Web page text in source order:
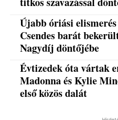
Újabb óriási
Csendes barát
Nagydíj döntőjébe
Évtizedek óta vártak
Madonna és Kylie
első közös dalát